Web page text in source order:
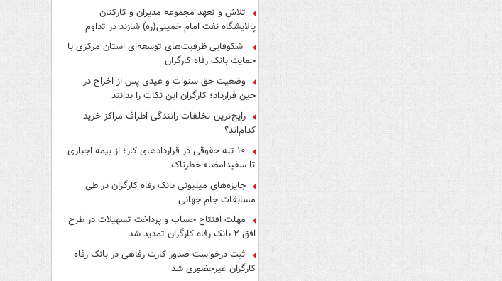
تلاش و تعهد مجموعه مدیران و کارکنان
پالایشگاه نفت امام خمینی(ره) شازند در تداوم
تولید در ایام جنگ رمضان، شایسته قدردانی است
شکوفایی ظرفیت‌های توسعه‌ای استان مرکزی با
حمایت بانک رفاه کارگران
وضعیت حق سنوات و عیدی پس از اخراج در
حین قرارداد؛ کارگران این نکات را بدانند
رایج‌ترین تخلفات رانندگی اطراف مراکز خرید
کدام‌اند؟
۱۰ تله حقوقی در قراردادهای کار؛ از بیمه اجباری
تا سفیدامضاء خطرناک
جایزه‌های میلیونی بانک رفاه کارگران در طی
مسابقات جام جهانی
مهلت افتتاح حساب و پرداخت تسهیلات در طرح
افق ۲ بانک رفاه کارگران تمدید شد
ثبت درخواست صدور کارت رفاهی در بانک رفاه
کارگران غیرحضوری شد